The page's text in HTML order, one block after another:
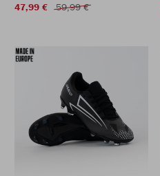
47,99 €
59,99 €